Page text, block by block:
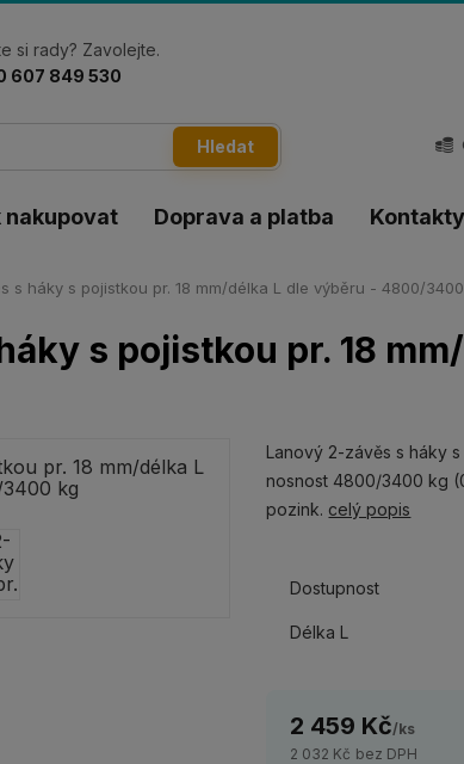
nakupovat Doprava a platba Kontakty
Hledat
si rady? Zavolejte.
607 849 530
s háky s pojistkou pr. 18 mm/délka L dle výběru - 4800/
s pojistkou pr. 18
Lanový 2-závěs s háky
nosnost 4800/3400 kg
pozink. celý popis
Dostupnost
Délka L
2 459 Kč/ks
2 032 Kč bez DPH